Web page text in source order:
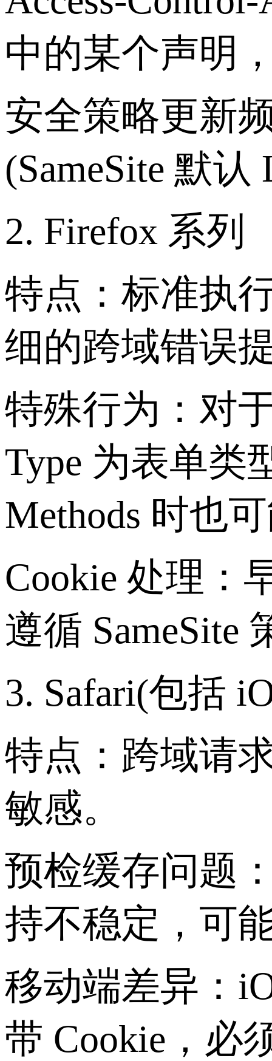
中的某个声明
安全策略更新
(SameSite 默
2. Firefox 系列
特点：标准执
细的跨域错误
特殊行为：对
Type 为表单类
Methods 时也
Cookie 处理：
遵循 SameSite
3. Safari(包括
特点：跨域请
敏感。
预检缓存问题
持不稳定，可
移动端差异：
带 Cookie，必